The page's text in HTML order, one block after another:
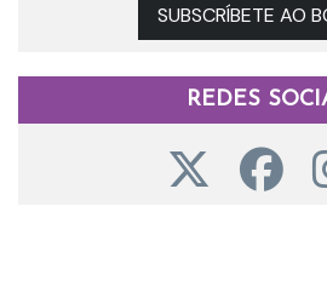
SUBSCRÍBETE AO
REDES